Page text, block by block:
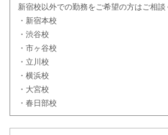
新宿校以外での勤務をご希望の方はご相談
・新宿本校
・渋谷校
・市ヶ谷校
・立川校
・横浜校
・大宮校
・春日部校